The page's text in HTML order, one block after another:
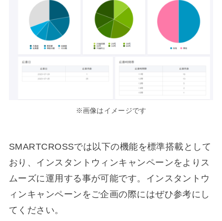
※画像はイメージです
SMARTCROSSでは以下の機能を標準搭載として
おり、インスタントウィンキャンペーンをよりス
ムーズに運用する事が可能です。インスタントウ
ィンキャンペーンをご企画の際にはぜひ参考にし
てください。